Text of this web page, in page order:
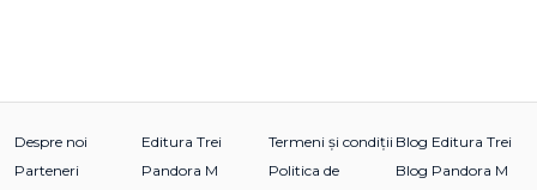
Despre noi
Parteneri
Editura Trei
Pandora M
Termeni și condiții
Politica de
Blog Editura Trei
Blog Pandora M